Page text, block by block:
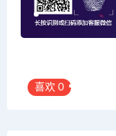
喜欢 0